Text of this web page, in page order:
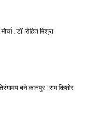
: डॉ. रोहित मिश्रा
बने कानपुर : राम किशोर